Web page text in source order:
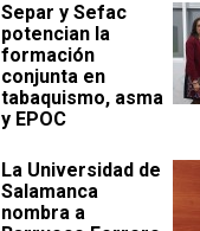
Separ y Sefac
potencian la
formación
conjunta en
tabaquismo, asma
y EPOC
La Universidad de
Salamanca
nombra a